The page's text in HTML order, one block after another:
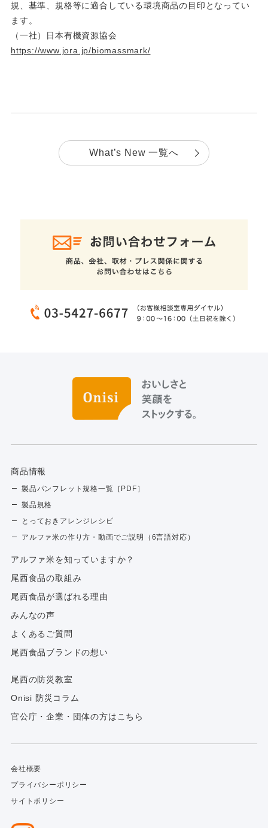
規、基準、規格等に適合している環境商品の目印となってい
ます。
（一社）日本有機資源協会
https://www.jora.jp/biomassmark/
What’s New 一覧へ
商品情報
製品パンフレット規格一覧［PDF］
製品規格
とっておきアレンジレシピ
アルファ米の作り方・動画でご説明（6言語対応）
アルファ⽶を知っていますか？
尾西食品の取組み
尾西食品が選ばれる理由
みんなの声
よくあるご質問
尾西食品ブランドの想い
尾西の防災教室
Onisi 防災コラム
官公庁・企業・団体の方はこちら
会社概要
プライバシーポリシー
サイトポリシー